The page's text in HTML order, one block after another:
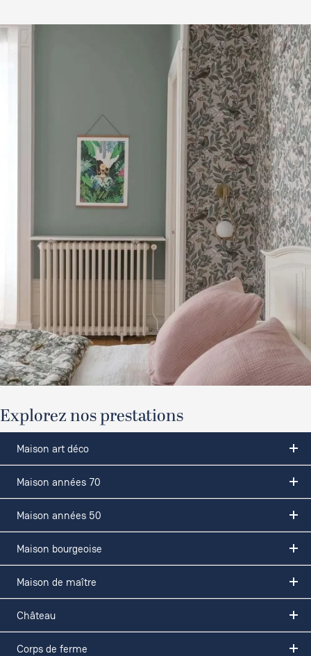
Explorez nos prestations
Maison art déco
Maison années 70
Maison années 50
Maison bourgeoise
Maison de maître
Château
Corps de ferme